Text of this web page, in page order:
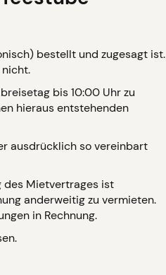
bestellt und zugesagt ist.
bis 10:00 Uhr zu
hieraus entstehenden
ausdrücklich so vereinbart
des Mietvertrages ist
anderweitig zu vermieten.
in Rechnung.